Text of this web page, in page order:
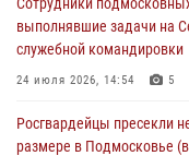
подозреваемые в
изготовлении
05 августа 2026, 15:48
отработали навыки
04 августа 2026, 12:21 4
Сотрудники
выполнявшие задачи на
служебной командировки
24 июля 2026, 14:54 5
Росгвардейцы пресекли
размере в Подмосковье